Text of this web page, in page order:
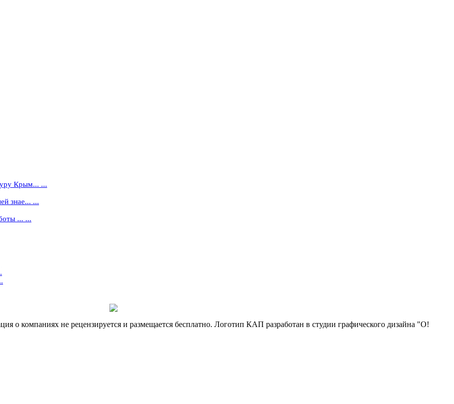
Крым... ...
знае... ...
... ...
компаниях не рецензируется и размещается бесплатно. Логотип КАП разработан в студии графического дизайна "О!